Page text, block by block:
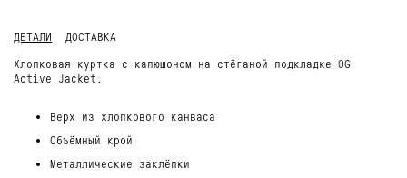
ДЕТАЛИ
ДОСТАВКА
Хлопковая куртка с капюшоном на стёганой подкладке OG
Active Jacket.
Верх из хлопкового канваса
Объёмный крой
Металлические заклёпки